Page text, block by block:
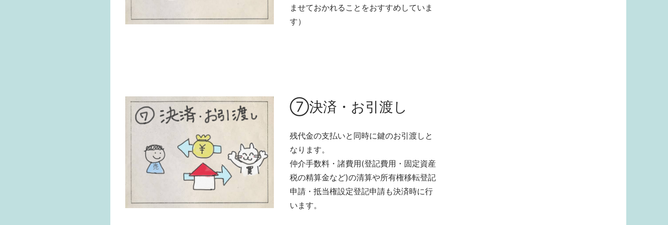
ませておかれることをおすすめしていま
す）
⑦決済・お引渡し
残代金の支払いと同時に鍵のお引渡しと
なります。
仲介手数料・諸費用(登記費用・固定資産
税の精算金など)の清算や所有権移転登記
申請・抵当権設定登記申請も決済時に行
います。